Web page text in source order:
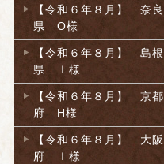
【令和６年８月】 奈良
県 O様
【令和６年８月】 島根
県 Ｉ様
【令和６年８月】 京都
府 H様
【令和６年８月】 大阪
府 Ｉ様